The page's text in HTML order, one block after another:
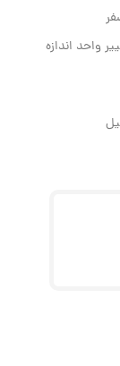
واحد اندازه